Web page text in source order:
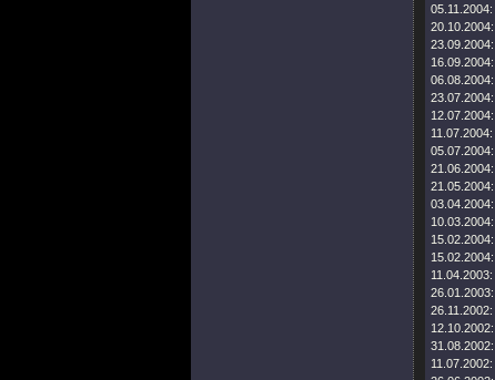
05.11.2004:
20.10.2004:
23.09.2004:
16.09.2004:
06.08.2004:
23.07.2004:
12.07.2004:
11.07.2004:
05.07.2004:
21.06.2004:
21.05.2004:
03.04.2004:
10.03.2004:
15.02.2004:
15.02.2004:
11.04.2003:
26.01.2003:
26.11.2002:
12.10.2002:
31.08.2002:
11.07.2002: